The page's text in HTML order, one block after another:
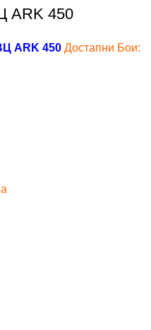
ARK 450
ARK 450 Достапни Бои: